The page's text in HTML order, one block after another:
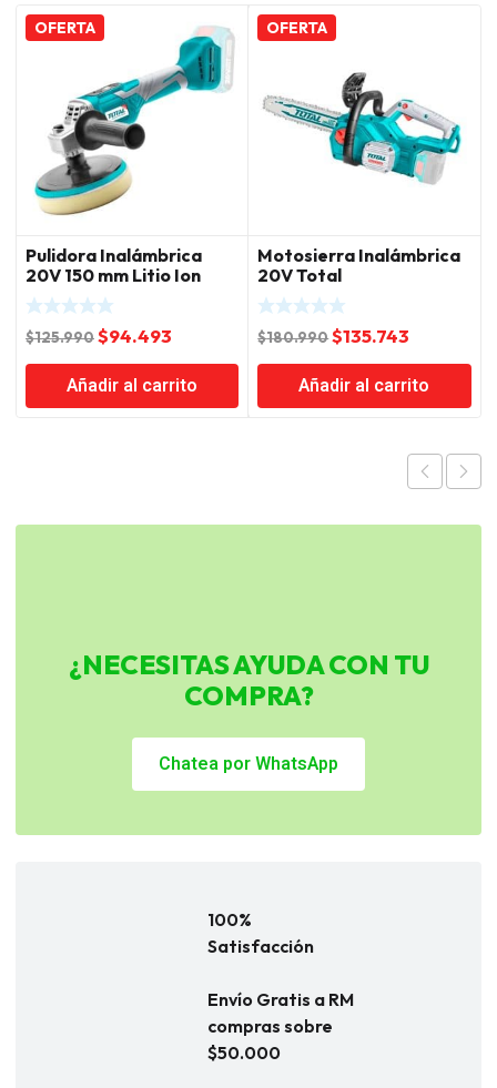
OFERTA
Pulidora Inalámbrica
20V 150 mm Litio Ion
Total
$125.990El
precio
original
era:
$94.493
precio
actual
es:
Añadir al carrito
OFERTA
Motosierra Inalámbrica
20V Total
$180.990El
precio
original
era:
$135.743
precio
actual
es:
Añadir al carrito
¿NECESITAS AYUDA CON TU
COMPRA?
Chatea por WhatsApp
100%
Satisfacción
Envío Gratis a RM
compras sobre
$50.000